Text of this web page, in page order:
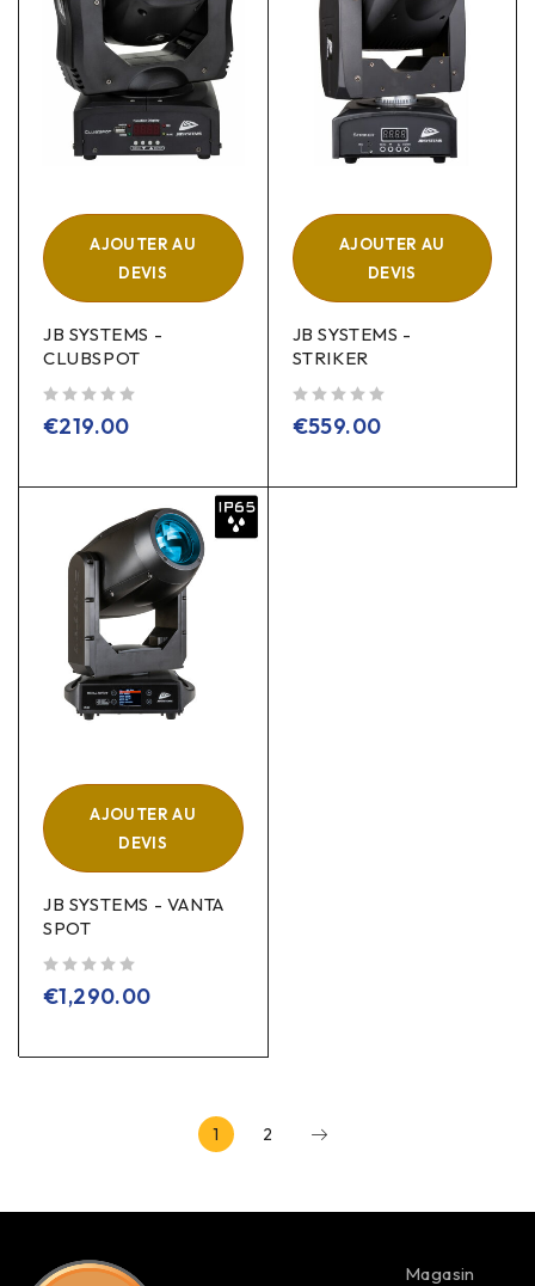
AJOUTER AU
DEVIS
JB SYSTEMS -
CLUBSPOT
€219.00
AJOUTER AU
DEVIS
JB SYSTEMS -
STRIKER
€559.00
AJOUTER AU
DEVIS
JB SYSTEMS - VANTA
SPOT
€1,290.00
1 2
Magasin